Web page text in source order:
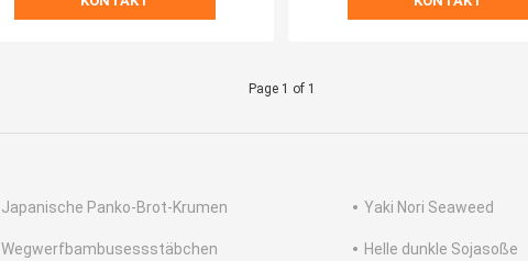
Page 1 of 1
Japanische Panko-Brot-Krumen Yaki Nori Seaweed
Wegwerfbambusessstäbchen Helle dunkle Sojasoße